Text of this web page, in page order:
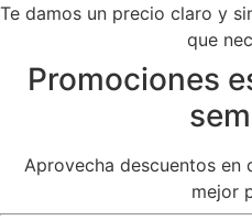
Te damos un precio claro y
que
Promociones
Aprovecha descuentos
mejor